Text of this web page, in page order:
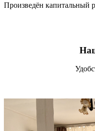
Произведён капитальный